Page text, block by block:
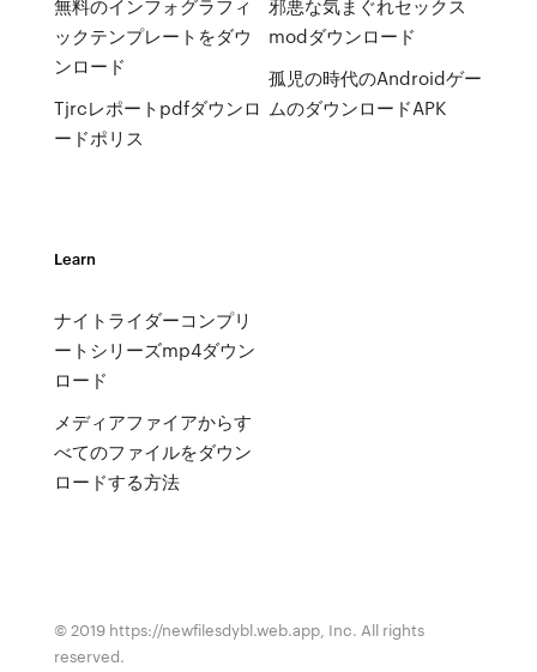
無料のインフォグラフィ
ックテンプレートをダウ
ンロード
Tjrcレポートpdfダウンロ
ードポリス
邪悪な気まぐれセックス
modダウンロード
孤児の時代のAndroidゲー
ムのダウンロードAPK
Learn
ナイトライダーコンプリ
ートシリーズmp4ダウン
ロード
メディアファイアからす
べてのファイルをダウン
ロードする方法
© 2019 https://newfilesdybl.web.app, Inc. All rights
reserved.